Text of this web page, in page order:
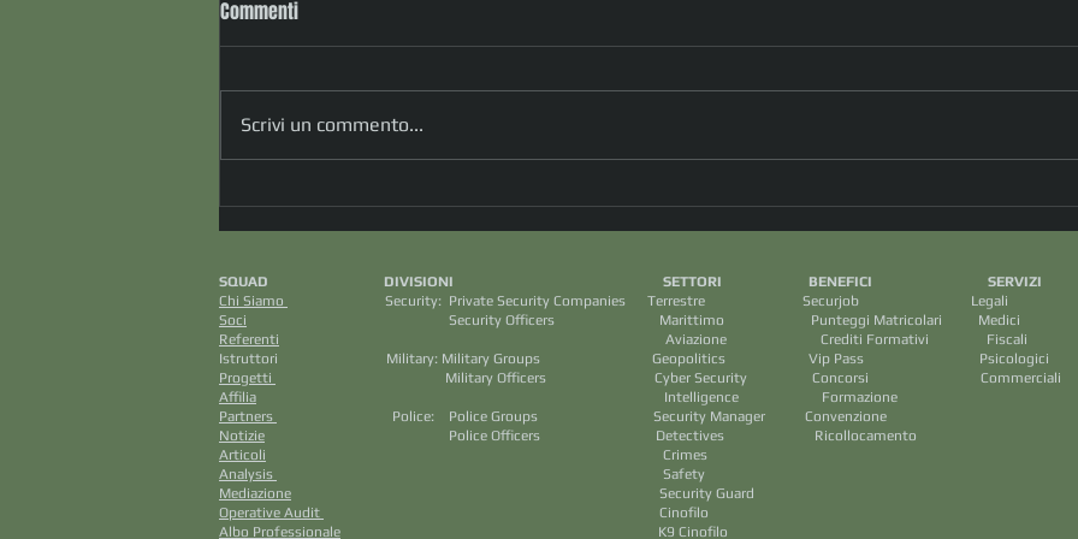
Tra i tanti “talloni d’Achille”
dell’IA l’inaspettata Cultura, sotto
sottointeso che ci illumina !
(dott.ssa Daniela Bellomi)
Drone ucraino fa strage in
spiaggia. E Kiev blocca il
Commenti
Scrivi un commento...
SQUAD DIVISIONI SETTORI BENEFICI
Chi Siamo
Security: Private Security Companies Terrestre Securjob Legali
Soci Security Officers Marittimo Punteggi Matricolari Medici
Referenti Aviazione Crediti Formativi
Istruttori Military: Military Groups Geopolitics Vip Pass Psicologici
Progetti
Military Officers Cyber Security Concorsi Commerciali
Affilia Intelligence Formazione
Partners
Police: Police Groups Security Manager Convenzione
Notizie Police Officers Detectives Ricollocamento
Articoli Crimes
Analysis
Safety
Mediazione Security Guard
Operative Audit
Cinofilo
Albo Professionale K9 Cinofilo